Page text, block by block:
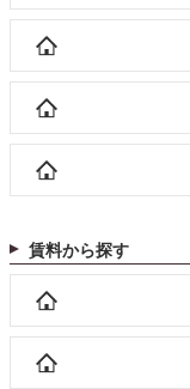
賃料から探す